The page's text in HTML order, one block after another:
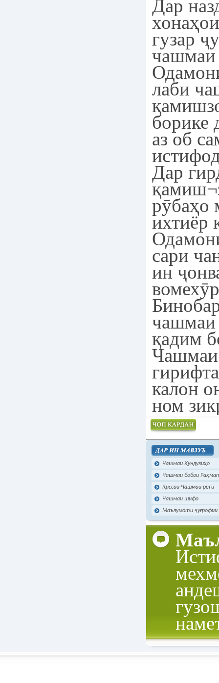
Дар
гузар
чашмаи
лаби
борике
аз об
Дар
рӯбаҳо
ихтиёр
сари
ин
чашмаи
қадим
Чашмаи
калон
ном
Чоп намудан
Чашмаи Қундузиҳо
Чашмаи бобои
Қиссаи Чашмаи регӣ
Чашмаи шифо
Маълумоти